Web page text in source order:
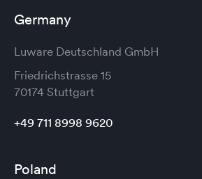
Germany
Luware Deutschland GmbH
Friedrichstrasse 15
70174 Stuttgart
+49 711 8998 9620
Poland